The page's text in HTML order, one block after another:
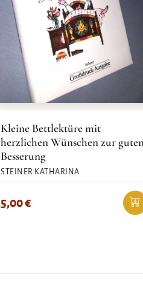
Kleine Bettlektüre mit
herzlichen Wünschen zur
Besserung
STEINER KATHARINA
5,00€